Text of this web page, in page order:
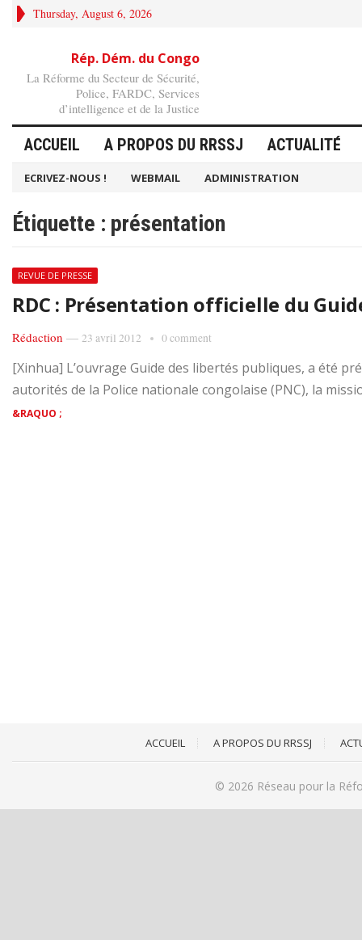
Thursday, August 6, 2026
Rép. Dém. du Congo
La Réforme du Secteur de Sécurité,
Police, FARDC, Services
d’intelligence et de la Justice
ACCUEIL A PROPOS DU RRSSJ ACTUALITÉ
ECRIVEZ-NOUS ! WEBMAIL ADMINISTRATION
Étiquette : présentation
REVUE DE PRESSE
RDC : Présentation officielle du
Rédaction — 23 avril 2012 0 comment
[Xinhua] L’ouvrage Guide des libertés publiques, a été
autorités de la Police nationale congolaise (PNC), la
&RAQUO ;
ACCUEIL A PROPOS DU RRSSJ
© 2026 Réseau pour la